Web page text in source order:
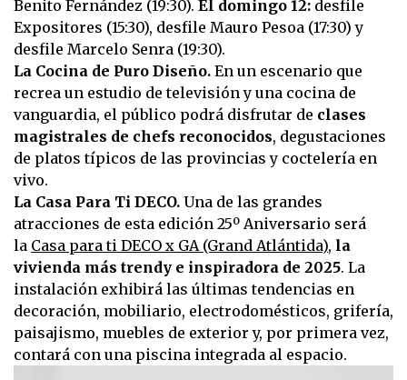
Benito Fernández (19:30). El domingo 12: desfile
Expositores (15:30), desfile Mauro Pesoa (17:30) y
desfile Marcelo Senra (19:30).
La Cocina de Puro Diseño. En un escenario que
recrea un estudio de televisión y una cocina de
vanguardia, el público podrá disfrutar de clases
magistrales de chefs reconocidos, degustaciones
de platos típicos de las provincias y coctelería en
vivo.
La Casa Para Ti DECO. Una de las grandes
atracciones de esta edición 25º Aniversario será
la Casa para ti DECO x GA (Grand Atlántida), la
vivienda más trendy e inspiradora de 2025. La
instalación exhibirá las últimas tendencias en
decoración, mobiliario, electrodomésticos, grifería,
paisajismo, muebles de exterior y, por primera vez,
contará con una piscina integrada al espacio.